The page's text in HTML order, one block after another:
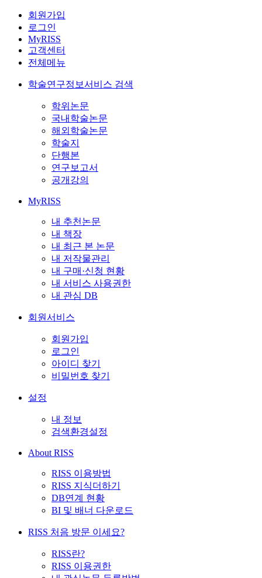
회원가입
로그인
MyRISS
고객센터
전체메뉴
학술연구정보서비스 검색
학위논문
국내학술논문
해외학술논문
학술지
단행본
연구보고서
공개강의
MyRISS
내 추천논문
내 책장
내 최근 본 논문
내 저작물관리
내 구매·신청 현황
내 서비스 사용권한
내 관심 DB
회원서비스
회원가입
로그인
아이디 찾기
비밀번호 찾기
설정
내 정보
검색환경설정
About RISS
RISS 이용방법
RISS 지식더하기
DB연계 현황
BI 및 배너 다운로드
RISS 처음 방문 이세요?
RISS란?
RISS 이용권한